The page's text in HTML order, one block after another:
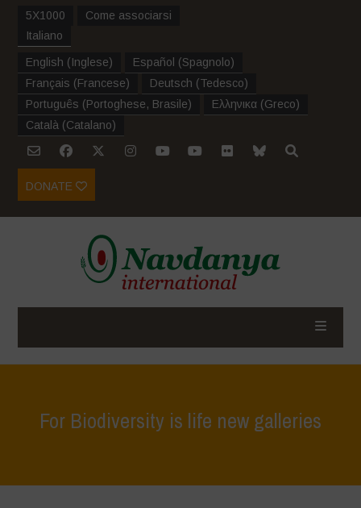
5X1000
Come associarsi
Italiano
English (Inglese) Español (Spagnolo)
Français (Francese) Deutsch (Tedesco)
Português (Portoghese, Brasile) Ελληνικα (Greco)
Català (Catalano)
DONATE
For Biodiversity is life new galleries